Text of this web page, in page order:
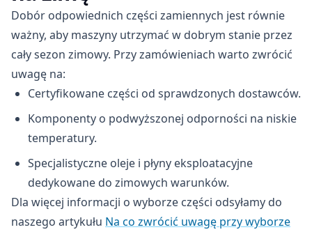
Dobór odpowiednich części zamiennych jest równie
ważny, aby maszyny utrzymać w dobrym stanie przez
cały sezon zimowy. Przy zamówieniach warto zwrócić
uwagę na:
Certyfikowane części od sprawdzonych dostawców.
Komponenty o podwyższonej odporności na niskie
temperatury.
Specjalistyczne oleje i płyny eksploatacyjne
dedykowane do zimowych warunków.
Dla więcej informacji o wyborze części odsyłamy do
naszego artykułu Na co zwrócić uwagę przy wyborze